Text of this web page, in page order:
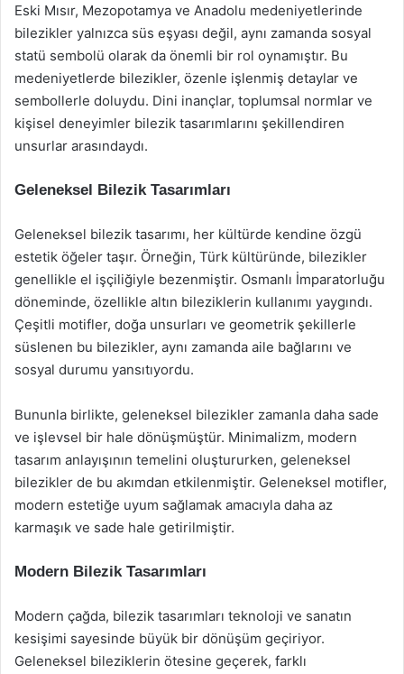
Eski Mısır, Mezopotamya ve Anadolu medeniyetlerinde
bilezikler yalnızca süs eşyası değil, aynı zamanda sosyal
statü sembolü olarak da önemli bir rol oynamıştır. Bu
medeniyetlerde bilezikler, özenle işlenmiş detaylar ve
sembollerle doluydu. Dini inançlar, toplumsal normlar ve
kişisel deneyimler bilezik tasarımlarını şekillendiren
unsurlar arasındaydı.
Geleneksel Bilezik Tasarımları
Geleneksel bilezik tasarımı, her kültürde kendine özgü
estetik öğeler taşır. Örneğin, Türk kültüründe, bilezikler
genellikle el işçiliğiyle bezenmiştir. Osmanlı İmparatorluğu
döneminde, özellikle altın bileziklerin kullanımı yaygındı.
Çeşitli motifler, doğa unsurları ve geometrik şekillerle
süslenen bu bilezikler, aynı zamanda aile bağlarını ve
sosyal durumu yansıtıyordu.
Bununla birlikte, geleneksel bilezikler zamanla daha sade
ve işlevsel bir hale dönüşmüştür. Minimalizm, modern
tasarım anlayışının temelini oluştururken, geleneksel
bilezikler de bu akımdan etkilenmiştir. Geleneksel motifler,
modern estetiğe uyum sağlamak amacıyla daha az
karmaşık ve sade hale getirilmiştir.
Modern Bilezik Tasarımları
Modern çağda, bilezik tasarımları teknoloji ve sanatın
kesişimi sayesinde büyük bir dönüşüm geçiriyor.
Geleneksel bileziklerin ötesine geçerek, farklı